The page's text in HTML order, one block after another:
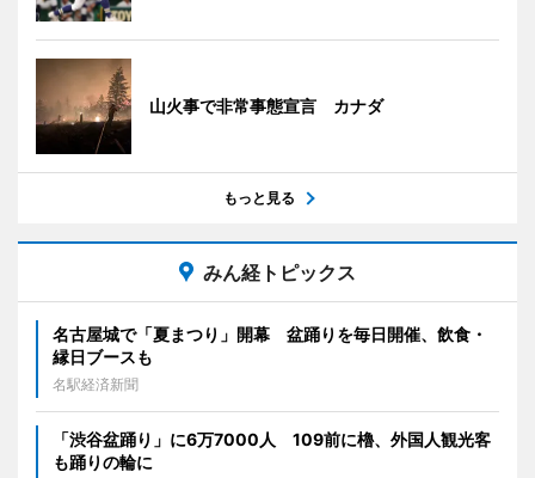
山火事で非常事態宣言 カナダ
もっと見る
みん経トピックス
名古屋城で「夏まつり」開幕 盆踊りを毎日開催、飲食・
縁日ブースも
名駅経済新聞
「渋谷盆踊り」に6万7000人 109前に櫓、外国人観光客
も踊りの輪に